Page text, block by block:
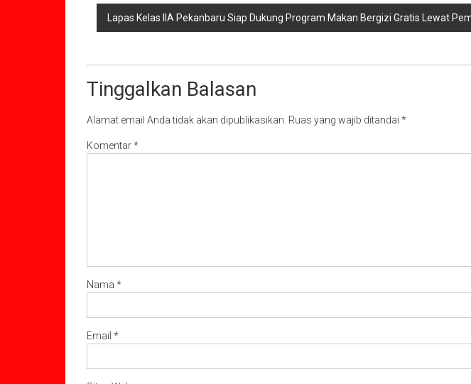
Lapas Kelas IIA Pekanbaru Siap Dukung Program Makan Bergizi Gratis Lewat
Tinggalkan Balasan
Alamat email Anda tidak akan dipublikasikan. Ruas yang wajib ditandai *
Komentar*
Nama *
Email *